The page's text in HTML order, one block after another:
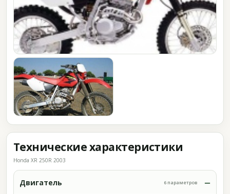
Технические характеристики
Honda XR 250R 2003
Двигатель 6 параметров